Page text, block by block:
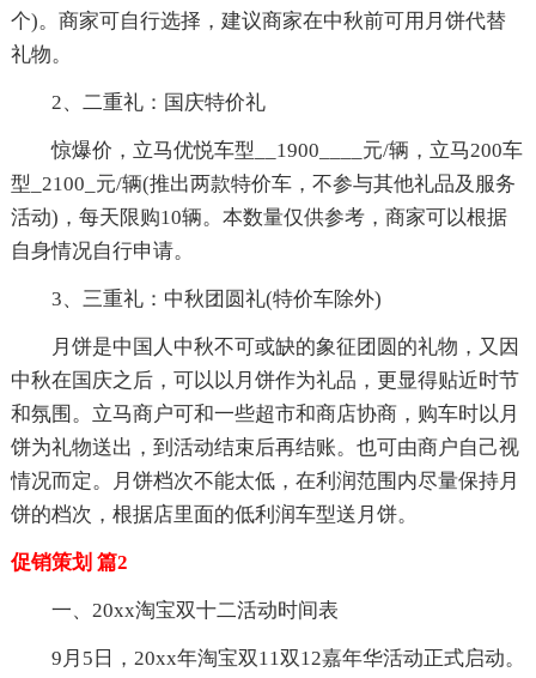
个)。商家可自行选择，建议商家在中秋前可用月饼代替
礼物。
2、二重礼：国庆特价礼
惊爆价，立马优悦车型__1900____元/辆，立马200车
型_2100_元/辆(推出两款特价车，不参与其他礼品及服务
活动)，每天限购10辆。本数量仅供参考，商家可以根据
自身情况自行申请。
3、三重礼：中秋团圆礼(特价车除外)
月饼是中国人中秋不可或缺的象征团圆的礼物，又因
中秋在国庆之后，可以以月饼作为礼品，更显得贴近时节
和氛围。立马商户可和一些超市和商店协商，购车时以月
饼为礼物送出，到活动结束后再结账。也可由商户自己视
情况而定。月饼档次不能太低，在利润范围内尽量保持月
饼的档次，根据店里面的低利润车型送月饼。
促销策划 篇2
一、20xx淘宝双十二活动时间表
9月5日，20xx年淘宝双11双12嘉年华活动正式启动。